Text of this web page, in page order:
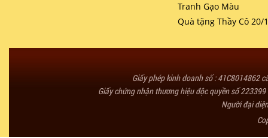
Tranh Gạo Màu
Quà tặng Thầy Cô 20/
Giấy phép kinh doanh số : 41C8014862
Giấy chứng nhận thương hiệu độc quyền số
Người đại